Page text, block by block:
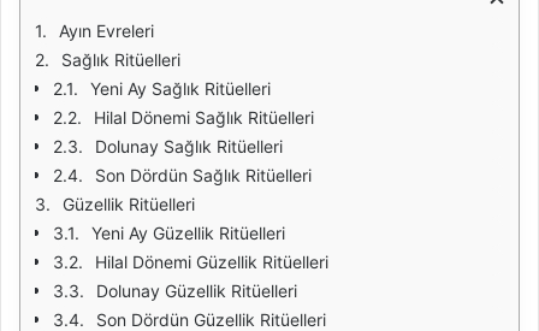
Ayın Evreleri
Sağlık Ritüelleri
Yeni Ay Sağlık Ritüelleri
Hilal Dönemi Sağlık Ritüelleri
Dolunay Sağlık Ritüelleri
Son Dördün Sağlık Ritüelleri
Güzellik Ritüelleri
Yeni Ay Güzellik Ritüelleri
Hilal Dönemi Güzellik Ritüelleri
Dolunay Güzellik Ritüelleri
Son Dördün Güzellik Ritüelleri